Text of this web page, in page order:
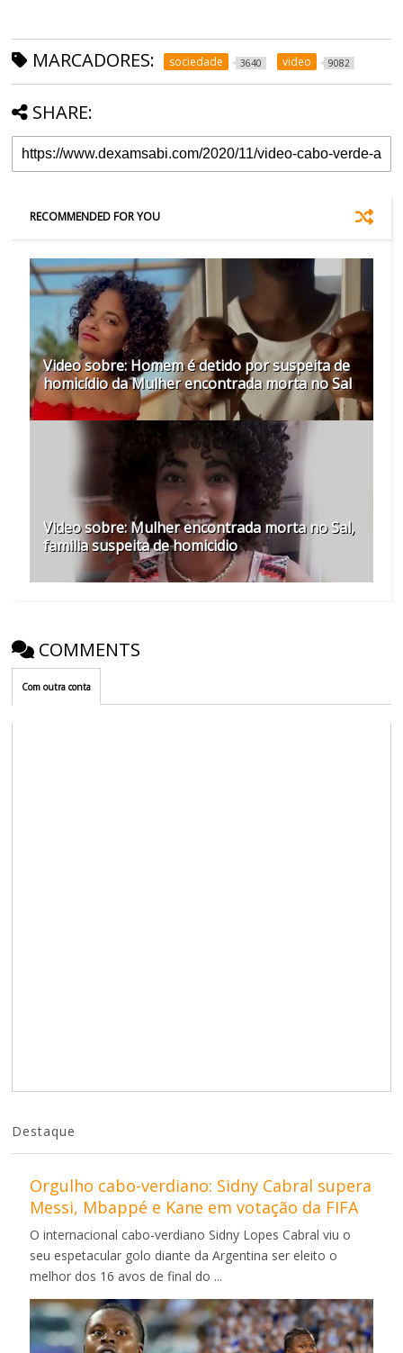
MARCADORES: sociedade 3640 video 9082
SHARE:
RECOMMENDED FOR YOU
Video sobre: Homem é detido por suspeita de
homicídio da Mulher encontrada morta no Sal
Video sobre: Mulher encontrada morta no Sal,
familia suspeita de homicidio
COMMENTS
Com outra conta
Destaque
Orgulho cabo-verdiano: Sidny Cabral supera
Messi, Mbappé e Kane em votação da FIFA
O internacional cabo-verdiano Sidny Lopes Cabral viu o
seu espetacular golo diante da Argentina ser eleito o
melhor dos 16 avos de final do ...